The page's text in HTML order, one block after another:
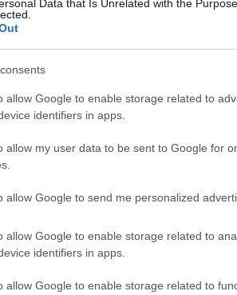
Data that Is Unrelated with the
allow Google to enable storage related to
identifiers in apps.
allow my user data to be sent to Google for
allow Google to send me personalized
allow Google to enable storage related to
identifiers in apps.
allow Google to enable storage related to
eBay,
possono aprire una
ordini e commentare non solo
la puntualità dei venditori stessi.
verranno sponsorizzate e
gli
eaccessori, sezioni
articoli inerenti
ancora si possono